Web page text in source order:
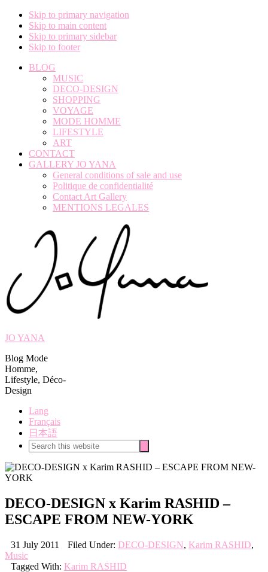
Skip to primary navigation
Skip to main content
Skip to primary sidebar
Skip to footer
BLOG
MUSIC
DECO-DESIGN
SHOPPING
VOYAGE
MODE HOMME
LIFESTYLE
ART
CONTACT
GALLERY JO YANA
General conditions of sale and use
Politique de confidentialité
Contact Art Gallery
MENTIONS LEGALES
JO YANA
Blog Mode
Homme,
Lifestyle, Déco-
Design
Lang
Français
日本語
Search
this
website
DECO-DESIGN x Karim RASHID –
ESCAPE FROM NEW-YORK
31 July 2011 Filed Under: DECO-DESIGN, Karim RASHID,
Music
Tagged With: Karim RASHID